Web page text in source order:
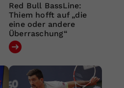
Red Bull BassLine:
Thiem hofft auf „die
eine oder andere
Überraschung“